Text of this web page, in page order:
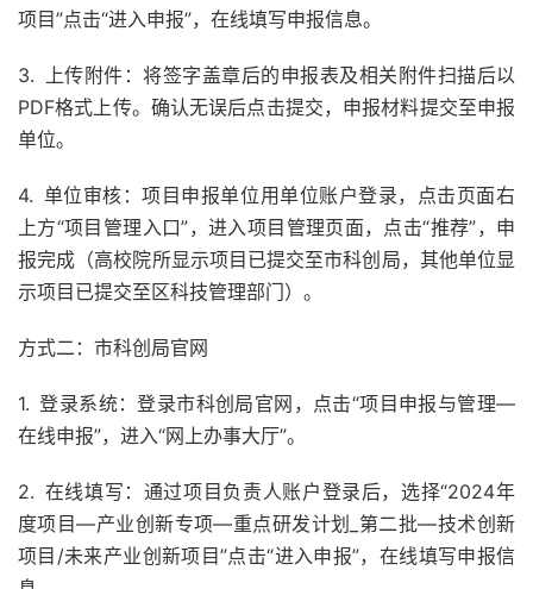
项目”点击“进入申报”，在线填写申报信息。
3. 上传附件：将签字盖章后的申报表及相关附件扫描后以
PDF格式上传。确认无误后点击提交，申报材料提交至申报
单位。
4. 单位审核：项目申报单位用单位账户登录，点击页面右
上方“项目管理入口”，进入项目管理页面，点击“推荐”，申
报完成（高校院所显示项目已提交至市科创局，其他单位显
示项目已提交至区科技管理部门）。
方式二：市科创局官网
1. 登录系统：登录市科创局官网，点击“项目申报与管理—
在线申报”，进入“网上办事大厅”。
2. 在线填写：通过项目负责人账户登录后，选择“2024年
度项目—产业创新专项—重点研发计划_第二批—技术创新
项目/未来产业创新项目”点击“进入申报”，在线填写申报信